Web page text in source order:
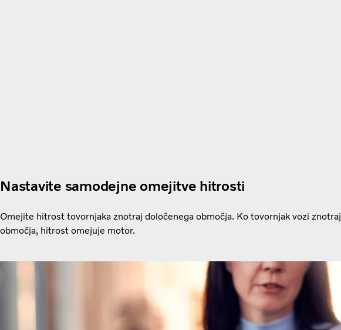
Nastavite samodejne omejitve hitrosti
Omejite hitrost tovornjaka znotraj določenega območja. Ko tovornjak vozi znotraj
območja, hitrost omejuje motor.